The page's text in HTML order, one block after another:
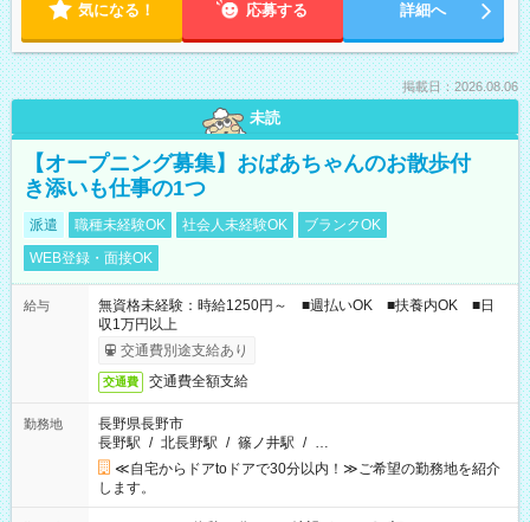
気になる！ 応募する 詳細へ
掲載日：2026.08.06
未読
【オープニング募集】おばあちゃんのお散歩付
き添いも仕事の1つ
派遣 職種未経験OK 社会人未経験OK
ブランクOK
WEB登録・面接OK
給与
無資格未経験：時給1250円～ ■週払いOK ■扶養内OK ■日
収1万円以上
交通費別途支給あり
交通費 交通費全額支給
勤務地
長野県長野市
長野駅 / 北長野駅 / 篠ノ井駅 / …
≪自宅からドアtoドアで30分以内！≫ご希望の勤務地を紹介
します。